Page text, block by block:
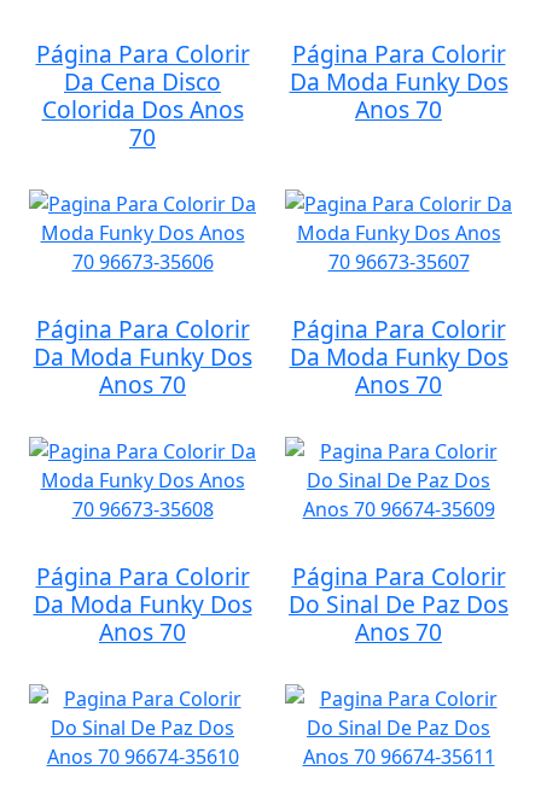
Página Para Colorir
Da Cena Disco
Colorida Dos Anos
70
Página Para Colorir
Da Moda Funky Dos
Anos 70
Página Para Colorir
Da Moda Funky Dos
Anos 70
Página Para Colorir
Da Moda Funky Dos
Anos 70
Página Para Colorir
Da Moda Funky Dos
Anos 70
Página Para Colorir
Do Sinal De Paz Dos
Anos 70